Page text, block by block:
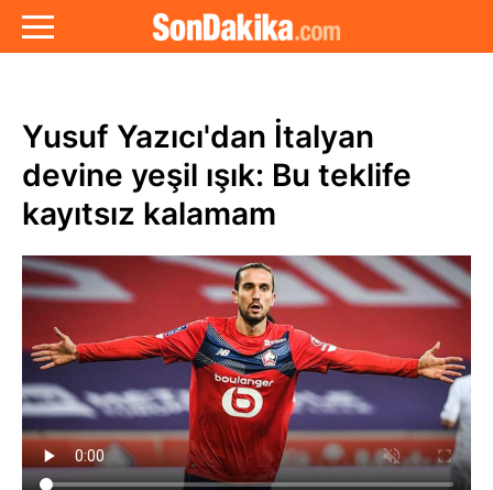
Yusuf Yazıcı'dan İtalyan
devine yeşil ışık: Bu teklife
kayıtsız kalamam